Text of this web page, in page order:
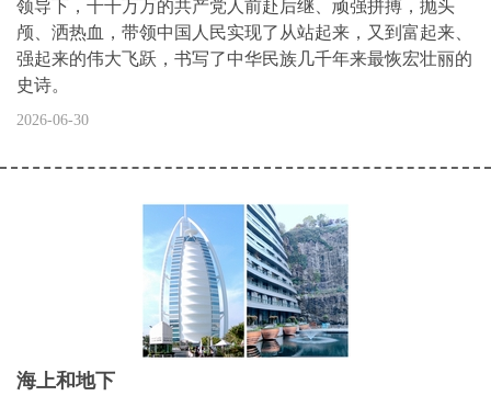
领导下，千千万万的共产党人前赴后继、顽强拼搏，抛头
颅、洒热血，带领中国人民实现了从站起来，又到富起来、
强起来的伟大飞跃，书写了中华民族几千年来最恢宏壮丽的
史诗。
2026-06-30
海上和地下